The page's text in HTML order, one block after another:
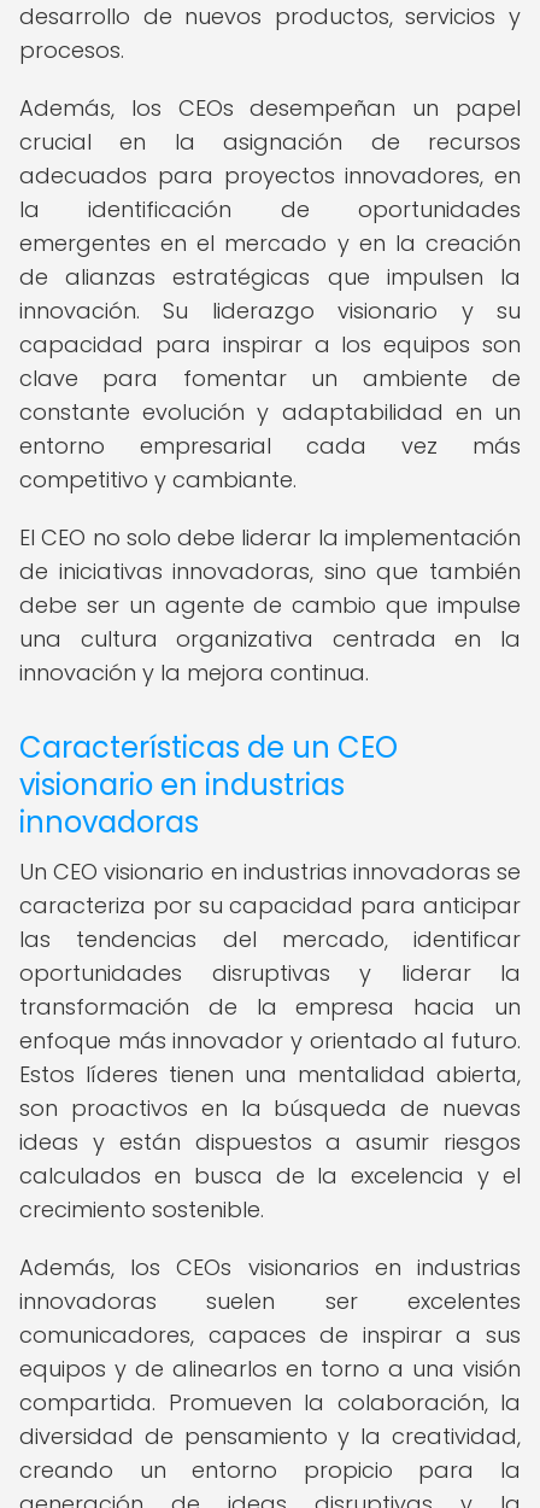
desarrollo de nuevos productos, servicios y
procesos.
Además, los CEOs desempeñan un papel
crucial en la asignación de recursos
adecuados para proyectos innovadores, en
la identificación de oportunidades
emergentes en el mercado y en la creación
de alianzas estratégicas que impulsen la
innovación. Su liderazgo visionario y su
capacidad para inspirar a los equipos son
clave para fomentar un ambiente de
constante evolución y adaptabilidad en un
entorno empresarial cada vez más
competitivo y cambiante.
El CEO no solo debe liderar la implementación
de iniciativas innovadoras, sino que también
debe ser un agente de cambio que impulse
una cultura organizativa centrada en la
innovación y la mejora continua.
Características de un CEO
visionario en industrias
innovadoras
Un CEO visionario en industrias innovadoras se
caracteriza por su capacidad para anticipar
las tendencias del mercado, identificar
oportunidades disruptivas y liderar la
transformación de la empresa hacia un
enfoque más innovador y orientado al futuro.
Estos líderes tienen una mentalidad abierta,
son proactivos en la búsqueda de nuevas
ideas y están dispuestos a asumir riesgos
calculados en busca de la excelencia y el
crecimiento sostenible.
Además, los CEOs visionarios en industrias
innovadoras suelen ser excelentes
comunicadores, capaces de inspirar a sus
equipos y de alinearlos en torno a una visión
compartida. Promueven la colaboración, la
diversidad de pensamiento y la creatividad,
creando un entorno propicio para la